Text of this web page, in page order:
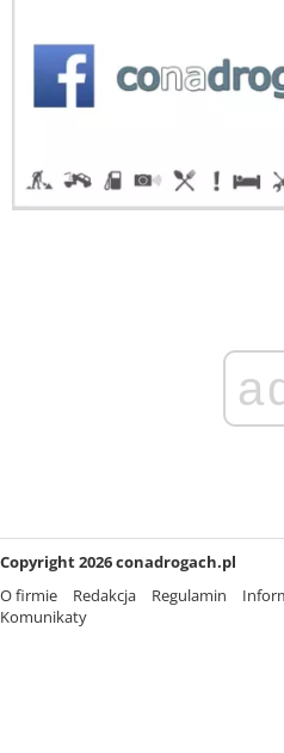
Copyright 2026 conadrogach.pl
O firmie
Redakcja Regulamin
Komunikaty